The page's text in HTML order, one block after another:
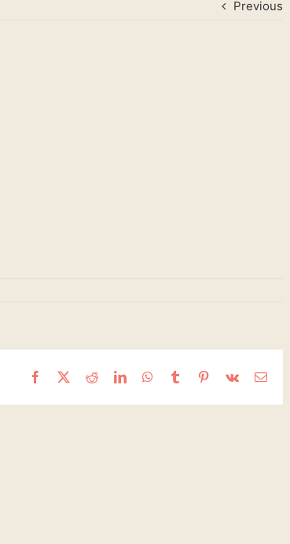
Previous
Facebook
X RedditLinkedInWhatsApp
TumblrPinterest
Vk Email